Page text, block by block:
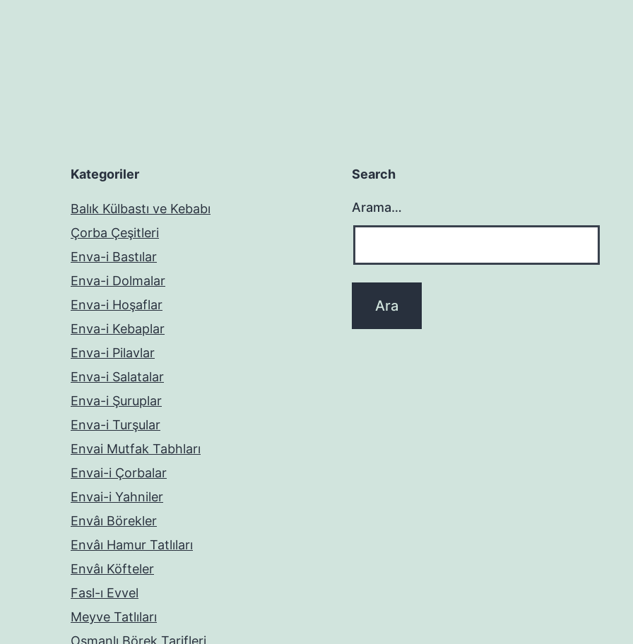
Kategoriler
Balık Külbastı ve Kebabı
Çorba Çeşitleri
Enva-i Bastılar
Enva-i Dolmalar
Enva-i Hoşaflar
Enva-i Kebaplar
Enva-i Pilavlar
Enva-i Salatalar
Enva-i Şuruplar
Enva-i Turşular
Envai Mutfak Tabhları
Envai-i Çorbalar
Envai-i Yahniler
Envâı Börekler
Envâı Hamur Tatlıları
Envâı Köfteler
Fasl-ı Evvel
Meyve Tatlıları
Osmanlı Börek Tarifleri
Search
Arama…